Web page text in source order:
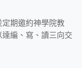
期邀約神學院教
編、寫、讀三向交